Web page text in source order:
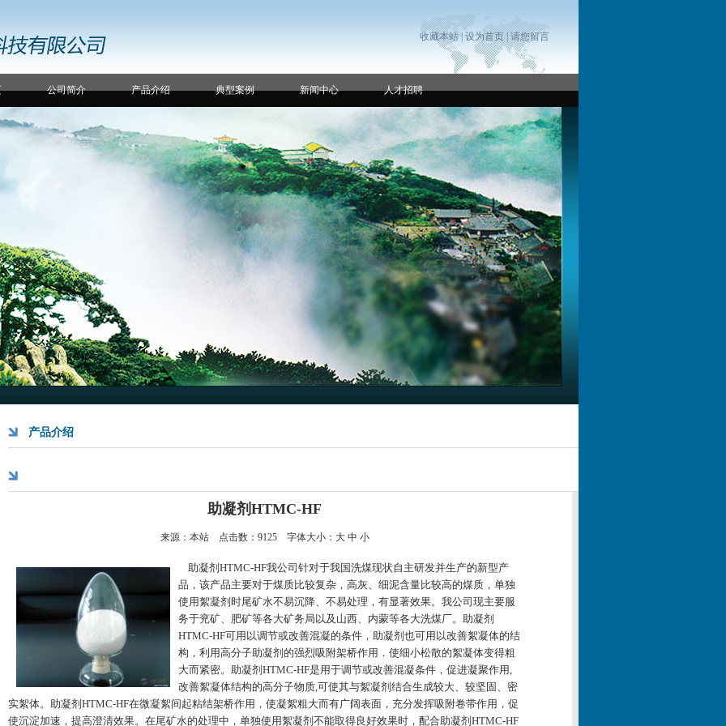
收藏本站| 设为首页 | 请您留言
公司简介 产品介绍 典型案例 新闻中心 人才招聘
产品介绍
助凝剂HTMC-HF
来源：本站 点击数：9125 字体大小： 大 中 小
助凝剂HTMC-HF我公司针对于我国洗煤现状自主研发并生产的新型产
品，该产品主要对于煤质比较复杂，高灰、细泥含量比较高的煤质，单独
使用絮凝剂时尾矿水不易沉降、不易处理，有显著效果。我公司现主要服
务于兖矿、肥矿等各大矿务局以及山西、内蒙等各大洗煤厂。 助凝剂
HTMC-HF可用以调节或改善混凝的条件，助凝剂也可用以改善絮凝体的结
构，利用高分子助凝剂的强烈吸附架桥作用．使细小松散的絮凝体变得粗
大而紧密。 助凝剂HTMC-HF是用于调节或改善混凝条件，促进凝聚作用,
改善絮凝体结构的高分子物质,可使其与絮凝剂结合生成较大、较坚固、密
实絮体。 助凝剂HTMC-HF在微凝絮间起粘结架桥作用，使凝絮粗大而有广阔表面，充分发挥吸附卷带作用，促
使沉淀加速，提高澄清效果。在尾矿水的处理中，单独使用絮凝剂 不能取得良好效果时，配合助凝剂HTMC-HF